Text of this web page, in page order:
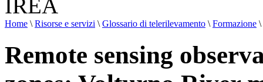
Home \ Risorse e servizi \ Glossario di telerilevamento \ Formazione \
Remote sensing